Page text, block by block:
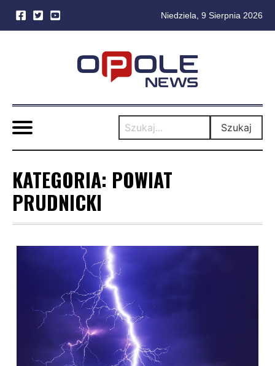
Niedziela, 9 Sierpnia 2026
Szukaj
KATEGORIA: POWIAT
PRUDNICKI